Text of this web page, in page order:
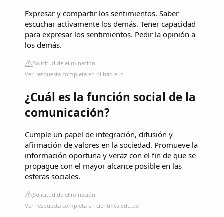
Expresar y compartir los sentimientos. Saber
escuchar activamente los demás. Tener capacidad
para expresar los sentimientos. Pedir la opinión a
los demás.
Solicitud de eliminación
Ver respuesta completa en bilbao.eus
¿Cuál es la función social de la
comunicación?
Cumple un papel de integración, difusión y
afirmación de valores en la sociedad. Promueve la
información oportuna y veraz con el fin de que se
propague con el mayor alcance posible en las
esferas sociales.
Solicitud de eliminación
Ver respuesta completa en cientifica.edu.pe